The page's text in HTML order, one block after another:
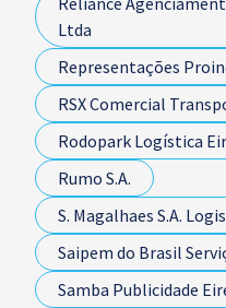
Ltda
Representações
RSX Comercial
Rodopark Logística
Rumo S.A.
S. Magalhaes S.A.
Saipem do Brasil
Samba Publicidade